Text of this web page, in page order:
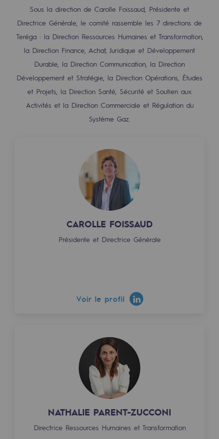
Raccordement au réseau de gaz
Stockage de gaz
Stockage de gaz
Savoir-faire
Projet type
Infrastructures historiques
Biométhane : Enjeux et opportunités
Qu'est-ce que la méthanisation ?
Teréga, partenaire de référence sur le
Production d'hydrogène
Projet HySoW
Projet H2med
Appel à Manifestation d'Intérêt H2 et
Cartographie du réseau
Stratégie & Innovation
Sous la direction de Carolle Foissaud, Présidente et
Directrice Générale, le comité rassemble les 7 directions de
Teréga : la Direction Ressources Humaines et Transformation,
la Direction Finance, Achat, Juridique et Développement
Durable, la Direction Communication, la Direction
Développement et Stratégie, la Direction Opérations, Études
et Projets, la Direction Santé, Sécurité et Soutien aux
Activités et la Direction Commerciale et Régulation du
Système Gaz.
CAROLLE FOISSAUD
Présidente et Directrice Générale
Voir le profil
NATHALIE PARENT-ZUCCONI
Directrice Ressources Humaines et Transformation